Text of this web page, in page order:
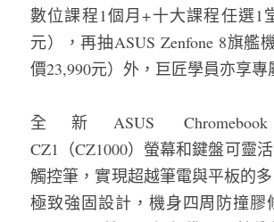
數位課程1個月+十大課程任選1
元），再抽ASUS Zenfone 8旗艦
價23,990元）外，巨匠學員亦享專
全新ASUS Chromebook
CZ1（CZ1000）螢幕和鍵盤可靈
觸控筆，實現超越筆電與平板的多
極致強固設計，機身四周防撞膠